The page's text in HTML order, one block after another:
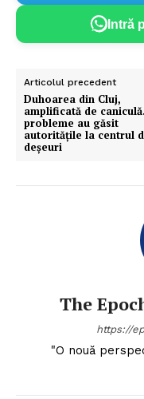
Intră
Articolul precedent
Duhoarea din Cluj,
amplificată de
probleme au găsit
autoritățile la centrul
deșeuri
The
https://
"O nouă